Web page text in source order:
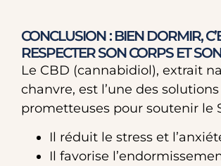
CONCLUSION : BIEN DORMIR,
RESPECTER SON CORPS ET
Le CBD (cannabidiol), extrait
chanvre, est l’une des
prometteuses pour soutenir le
Il réduit le stress et
Il favorise